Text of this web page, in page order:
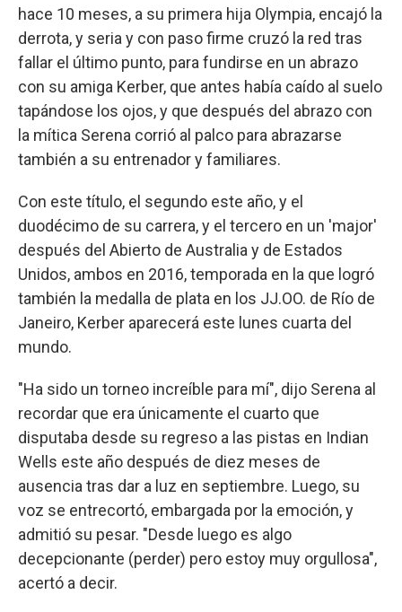
hace 10 meses, a su primera hija Olympia, encajó la
derrota, y seria y con paso firme cruzó la red tras
fallar el último punto, para fundirse en un abrazo
con su amiga Kerber, que antes había caído al suelo
tapándose los ojos, y que después del abrazo con
la mítica Serena corrió al palco para abrazarse
también a su entrenador y familiares.
Con este título, el segundo este año, y el
duodécimo de su carrera, y el tercero en un 'major'
después del Abierto de Australia y de Estados
Unidos, ambos en 2016, temporada en la que logró
también la medalla de plata en los JJ.OO. de Río de
Janeiro, Kerber aparecerá este lunes cuarta del
mundo.
"Ha sido un torneo increíble para mí", dijo Serena al
recordar que era únicamente el cuarto que
disputaba desde su regreso a las pistas en Indian
Wells este año después de diez meses de
ausencia tras dar a luz en septiembre. Luego, su
voz se entrecortó, embargada por la emoción, y
admitió su pesar. "Desde luego es algo
decepcionante (perder) pero estoy muy orgullosa",
acertó a decir.